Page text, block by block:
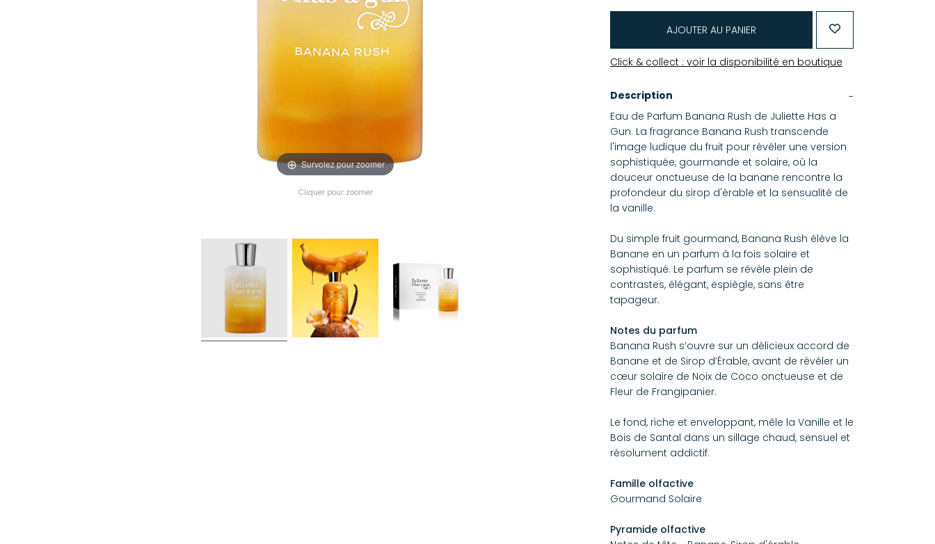
Survolez pour zoomer
Cliquer pour zoomer
AJOUTER AU PANIER
Click & collect : voir la disponibilité en boutique
Description
Eau de Parfum Banana Rush de Juliette Has a
Gun. La fragrance Banana Rush transcende
l'image ludique du fruit pour révéler une version
sophistiquée, gourmande et solaire, où la
douceur onctueuse de la banane rencontre la
profondeur du sirop d'érable et la sensualité de
la vanille.
Du simple fruit gourmand, Banana Rush élève la
Banane en un parfum à la fois solaire et
sophistiqué. Le parfum se révèle plein de
contrastes, élégant, espiègle, sans être
tapageur.
Notes du parfum
Banana Rush s’ouvre sur un délicieux accord de
Banane et de Sirop d’Érable, avant de révéler un
cœur solaire de Noix de Coco onctueuse et de
Fleur de Frangipanier.
Le fond, riche et enveloppant, mêle la Vanille et le
Bois de Santal dans un sillage chaud, sensuel et
résolument addictif.
Famille olfactive
Gourmand Solaire
Pyramide olfactive